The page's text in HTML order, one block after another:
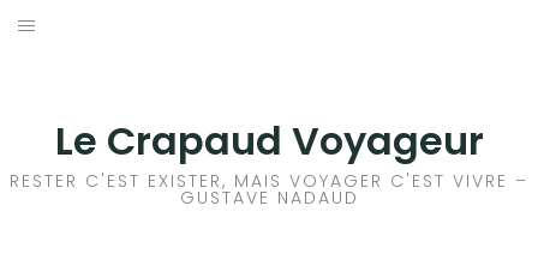
Aller
Le Crapaud Voyageur
RESTER C'EST EXISTER, MAIS VOYAGER C'EST VIVRE –
GUSTAVE NADAUD
EUROPE